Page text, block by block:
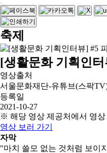
축제
[생활문화 기획인
영상출처
서울문화재단-유튜브(스팍
등록일
2021-10-27
※ 해당 영상 제공처에서 영
영상 보러 가기
자막
"마치 쓸모 없는 것처럼 보이